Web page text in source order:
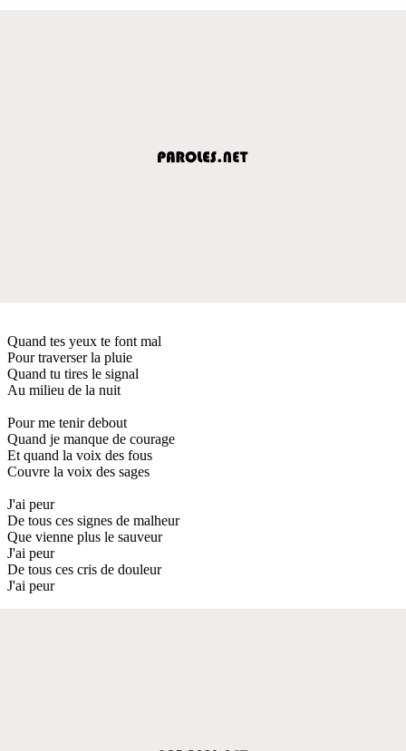
Quand tes yeux te font mal
Pour traverser la pluie
Quand tu tires le signal
Au milieu de la nuit
Pour me tenir debout
Quand je manque de courage
Et quand la voix des fous
Couvre la voix des sages
J'ai peur
De tous ces signes de malheur
Que vienne plus le sauveur
J'ai peur
De tous ces cris de douleur
J'ai peur